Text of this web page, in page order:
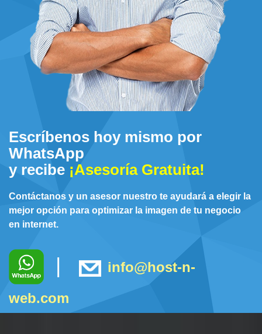
Escríbenos hoy mismo por
WhatsApp
y recibe ¡Asesoría Gratuita!
Contáctanos y un asesor nuestro te ayudará a elegir la
mejor opción para optimizar la imagen de tu negocio
en internet.
|
info@host-n-
web.com